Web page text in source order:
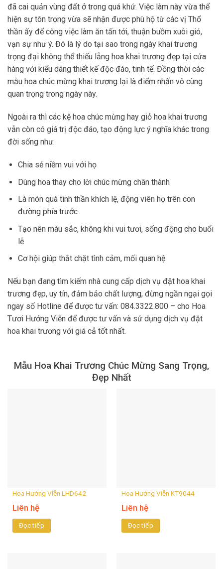
đã cai quản vùng đất ở trong quá khứ. Việc làm này vừa thể
hiện sự tôn trọng vừa sẽ nhận được phù hộ từ các vị Thổ
thần ấy để công việc làm ăn tấn tới, thuận buồm xuôi gió,
vạn sự như ý. Đó là lý do tại sao trong ngày khai trương
trọng đại không thể thiếu lẵng hoa khai trương đẹp tại cửa
hàng với kiểu dáng thiết kế độc đáo, tinh tế. Đồng thời các
mẫu hoa chúc mừng khai trương lại là điểm nhấn vô cùng
quan trọng trong ngày này.
Ngoài ra thì các kệ hoa chúc mừng hay giỏ hoa khai trương
vẫn còn có giá trị độc đáo, tạo động lực ý nghĩa khác trong
đời sống như:
Chia sẻ niềm vui với họ
Dùng hoa thay cho lời chúc mừng chân thành
Là món quà tinh thần khích lệ, động viên họ trên con
đường phía trước
Tạo nên màu sắc, không khi vui tươi, sống động cho buổi
lễ
Cơ hội giúp thắt chặt tình cảm, mối quan hệ
Nếu bạn đang tìm kiếm nhà cung cấp dịch vụ đặt hoa khai
trương đẹp, uy tín, đảm bảo chất lượng, đừng ngần ngại gọi
ngay số Hotline để được tư vấn: 084.3322.800 – cho Hoa
Tươi Hướng Viễn để được tư vấn và sử dụng dịch vụ đặt
hoa khai trương với giá cả tốt nhất.
Mẫu Hoa Khai Trương Chúc Mừng Sang Trọng,
Đẹp Nhất
Hoa Hướng Viễn LHD642
Liên hệ
Đọc tiếp
Hoa Hướng Viễn KT9044
Liên hệ
Đọc tiếp